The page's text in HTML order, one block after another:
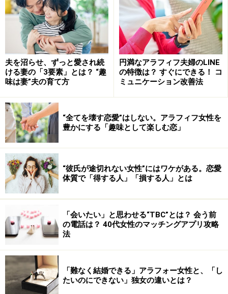
「正義中毒」的な主張や意見の押し付けは、あまり気持
ちのいいものではありません。知らない人だったりネッ
トの向こう側くらい距離があればスルーできますが、パ
ートナーが正義中毒モードに変貌したら厄介です。そん
なとき、どのように対応すればいいのでしょうか。
対抗するのは時間のムダ。交わすスキルを
身に着けよう
たとえばあなたの夫が、あなたの意見に「常識知らず」
のレッテルを貼ってきたとします。基本は「そういう考
え方もあるね。ありがとう、覚えとく」で会話を終了さ
せるのが賢い選択。お礼の言葉を添えることで、否定で
受け止めるニュアンスになります。
だという見方もあるでしょう。しかし聞く耳を持たない
相手とのディベートに、建設的な結論は導けません。徒
労に終わるのが関の山。
夫を沼らせ、ずっと愛され続
ける妻の「3要素」とは？ “趣
味は妻”夫の育て方
円満なアラフィフ夫婦のLINE
の特徴は？ すぐにできる！ コ
ミュニケーション改善法
“全てを壊す恋愛”はしない。アラフィフ女性を
豊かにする「趣味として楽しむ恋」
“彼氏が途切れない女性”にはワケがある。恋愛
体質で「得する人」「損する人」とは
「会いたい」と思わせる“TBC”とは？ 会う前
の電話は？ 40代女性のマッチングアプリ攻略
法
「難なく結婚できる」アラフォー女性と、「し
たいのにできない」独女の違いとは？